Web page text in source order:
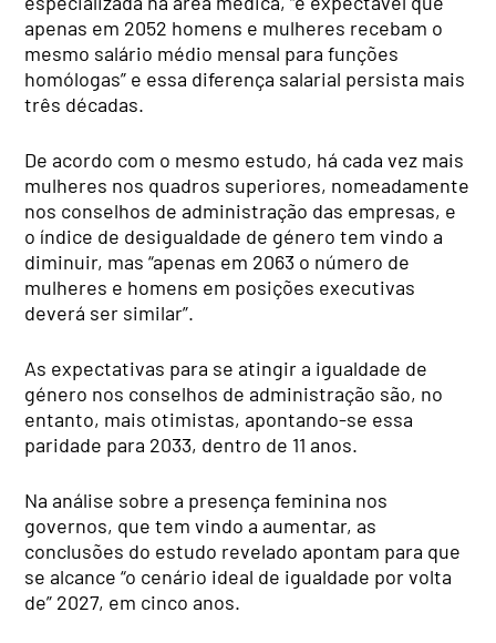
apenas em 2052 homens e mulheres recebam o
mesmo salário médio mensal para funções
homólogas” e essa diferença salarial persista mais
três décadas.
De acordo com o mesmo estudo, há cada vez mais
mulheres nos quadros superiores, nomeadamente
nos conselhos de administração das empresas, e
o índice de desigualdade de género tem vindo a
diminuir, mas “apenas em 2063 o número de
mulheres e homens em posições executivas
deverá ser similar”.
As expectativas para se atingir a igualdade de
género nos conselhos de administração são, no
entanto, mais otimistas, apontando-se essa
paridade para 2033, dentro de 11 anos.
Na análise sobre a presença feminina nos
governos, que tem vindo a aumentar, as
conclusões do estudo revelado apontam para que
se alcance “o cenário ideal de igualdade por volta
de” 2027, em cinco anos.